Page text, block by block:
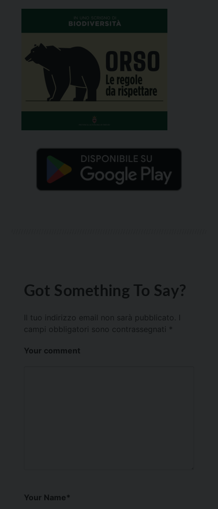
Got Something To Say?
Il tuo indirizzo email non sarà pubblicato.
campi obbligatori sono contrassegnati *
Your comment
Your Name*